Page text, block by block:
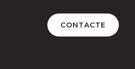
CONTACTE